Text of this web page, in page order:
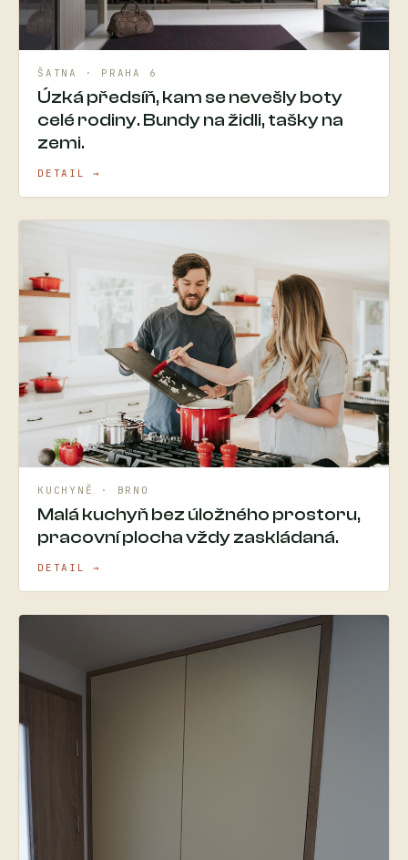
ŠATNA · PRAHA 6
Úzká předsíň, kam se nevešly boty
celé rodiny. Bundy na židli, tašky na
zemi.
DETAIL →
KUCHYNĚ · BRNO
Malá kuchyň bez úložného prostoru,
pracovní plocha vždy zaskládaná.
DETAIL →